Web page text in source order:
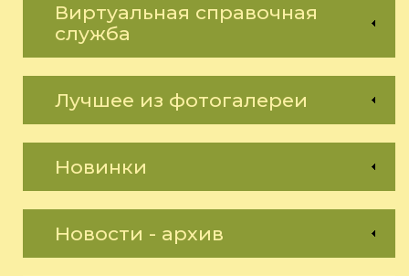
Виртуальная справочная
служба
Лучшее из фотогалереи
Новинки
Новости - архив